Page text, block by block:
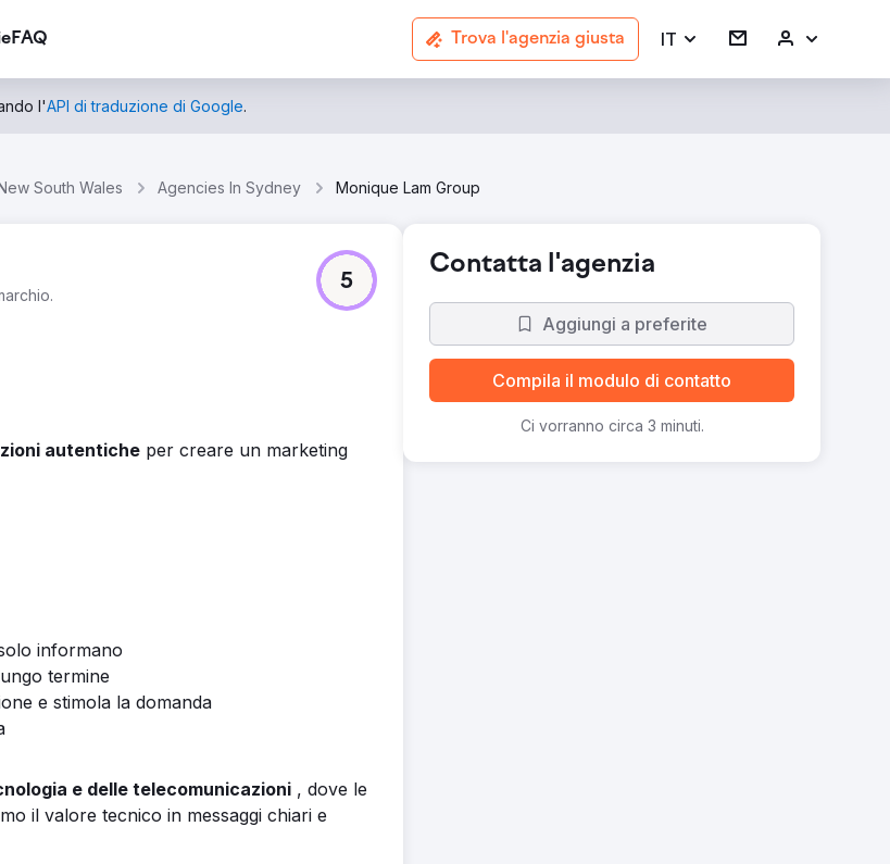
FAQ Trova l'agenzia giusta IT
l'API di traduzione di Google.
South Wales Agencies In Sydney Monique Lam Group
5
autentiche per creare un marketing
informano
termine
e stimola la domanda
e delle telecomunicazioni , dove le
il valore tecnico in messaggi chiari e
Contatta l'agenzia
Aggiungi a preferite
Compila il modulo di contatto
Ci vorranno circa 3 minuti.